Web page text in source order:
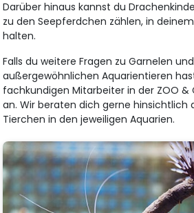
Darüber hinaus kannst du
zu den Seepferdchen zählen, in
halten.
Falls du weitere Fragen zu Garnelen
außergewöhnlichen Aquarientieren
fachkundigen Mitarbeiter in der ZOO &
an. Wir beraten dich gerne hinsichtlich
Tierchen in den jeweiligen Aquarien.